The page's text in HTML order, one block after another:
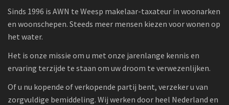
Sinds 1996 is AWN te Weesp makelaar-taxateur in woonarken
en woonschepen. Steeds meer mensen kiezen voor wonen op
het water.
Het is onze missie om u met onze jarenlange kennis en
ervaring terzijde te staan om uw droom te verwezenlijken.
Of u nu kopende of verkopende partij bent, verzeker u van
zorgvuldige bemiddeling. Wij werken door heel Nederland en